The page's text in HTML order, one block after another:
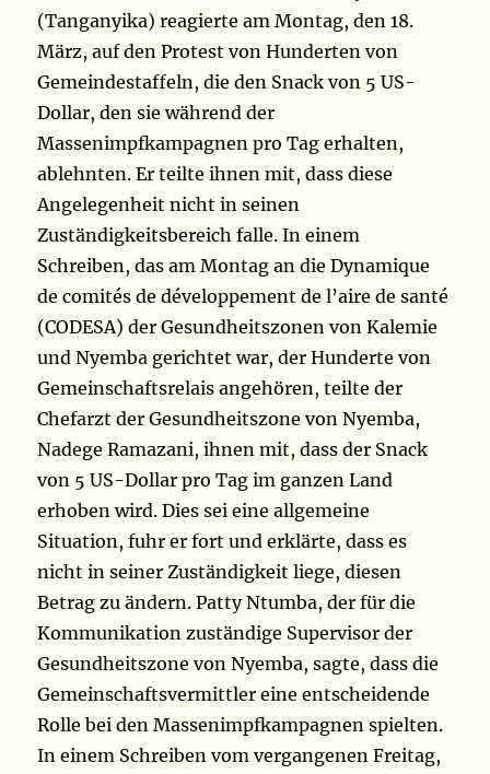
(Tanganyika) reagierte am Montag, den 18.
März, auf den Protest von Hunderten von
Gemeindestaffeln, die den Snack von 5 US-
Dollar, den sie während der
Massenimpfkampagnen pro Tag erhalten,
ablehnten. Er teilte ihnen mit, dass diese
Angelegenheit nicht in seinen
Zuständigkeitsbereich falle. In einem
Schreiben, das am Montag an die Dynamique
de comités de développement de l’aire de santé
(CODESA) der Gesundheitszonen von Kalemie
und Nyemba gerichtet war, der Hunderte von
Gemeinschaftsrelais angehören, teilte der
Chefarzt der Gesundheitszone von Nyemba,
Nadege Ramazani, ihnen mit, dass der Snack
von 5 US-Dollar pro Tag im ganzen Land
erhoben wird. Dies sei eine allgemeine
Situation, fuhr er fort und erklärte, dass es
nicht in seiner Zuständigkeit liege, diesen
Betrag zu ändern. Patty Ntumba, der für die
Kommunikation zuständige Supervisor der
Gesundheitszone von Nyemba, sagte, dass die
Gemeinschaftsvermittler eine entscheidende
Rolle bei den Massenimpfkampagnen spielten.
In einem Schreiben vom vergangenen Freitag,